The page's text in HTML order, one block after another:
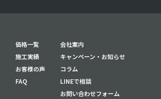
価格一覧
施工実績
お客様の声
FAQ
会社案内
キャンペーン・お知らせ
コラム
LINEで相談
お問い合わせフォーム